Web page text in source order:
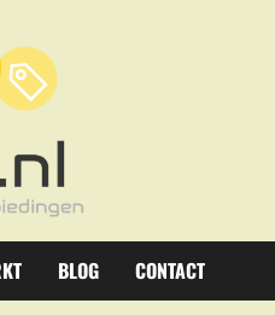
BLOG CONTACT